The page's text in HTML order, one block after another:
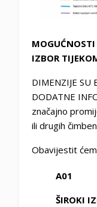
MOGUĆNOSTI
IZBOR
DIMENZIJE SU
DODATNE
značajno
ili drugih
Obavijestit
A01
ŠIROKI